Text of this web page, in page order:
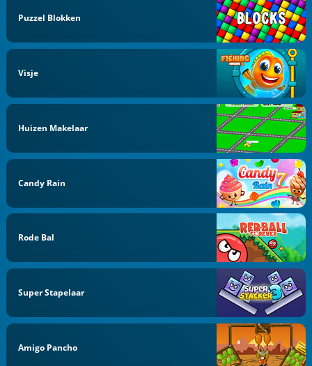
Puzzel Blokken
Visje
Huizen Makelaar
Candy Rain
Rode Bal
Super Stapelaar
Amigo Pancho